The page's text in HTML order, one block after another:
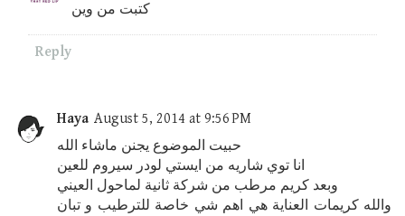
كتبت من وين
Reply
Haya August 5, 2014 at 9:56 PM
حبيت الموضوع يجنن ماشاء الله
انا توي شاريه من ايستي لودر سيروم للعين
وبعد كريم مرطب من شركة ثانية لماحول العيني
والله كريمات العناية هي اهم شي خاصة للترطيب و تبان